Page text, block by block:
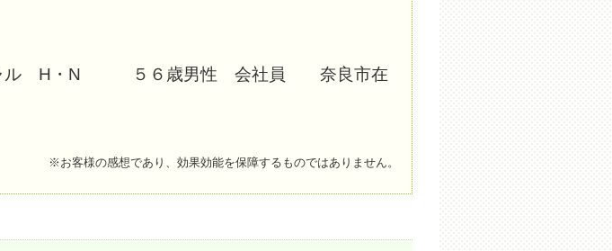
H・N ５６歳男性 会社員 奈良市在
※お客様の感想であり、効果効能を保障するものではありません。